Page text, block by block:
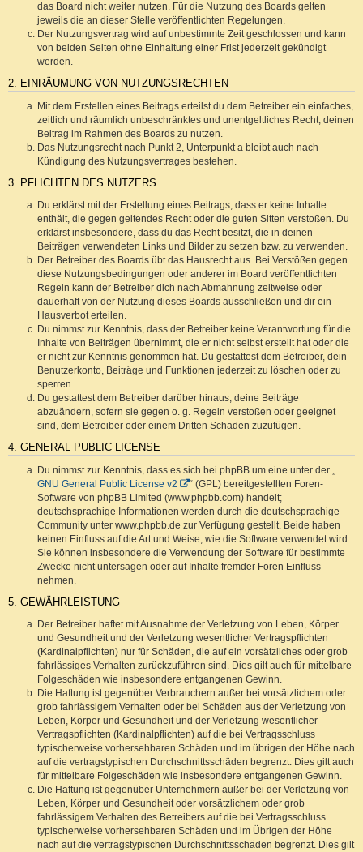
das Board nicht weiter nutzen. Für die Nutzung des Boards gelten
jeweils die an dieser Stelle veröffentlichten Regelungen.
Der Nutzungsvertrag wird auf unbestimmte Zeit geschlossen und kann
von beiden Seiten ohne Einhaltung einer Frist jederzeit gekündigt
werden.
2. EINRÄUMUNG VON NUTZUNGSRECHTEN
Mit dem Erstellen eines Beitrags erteilst du dem Betreiber ein einfaches,
zeitlich und räumlich unbeschränktes und unentgeltliches Recht, deinen
Beitrag im Rahmen des Boards zu nutzen.
Das Nutzungsrecht nach Punkt 2, Unterpunkt a bleibt auch nach
Kündigung des Nutzungsvertrages bestehen.
3. PFLICHTEN DES NUTZERS
Du erklärst mit der Erstellung eines Beitrags, dass er keine Inhalte
enthält, die gegen geltendes Recht oder die guten Sitten verstoßen. Du
erklärst insbesondere, dass du das Recht besitzt, die in deinen
Beiträgen verwendeten Links und Bilder zu setzen bzw. zu verwenden.
Der Betreiber des Boards übt das Hausrecht aus. Bei Verstößen gegen
diese Nutzungsbedingungen oder anderer im Board veröffentlichten
Regeln kann der Betreiber dich nach Abmahnung zeitweise oder
dauerhaft von der Nutzung dieses Boards ausschließen und dir ein
Hausverbot erteilen.
Du nimmst zur Kenntnis, dass der Betreiber keine Verantwortung für die
Inhalte von Beiträgen übernimmt, die er nicht selbst erstellt hat oder die
er nicht zur Kenntnis genommen hat. Du gestattest dem Betreiber, dein
Benutzerkonto, Beiträge und Funktionen jederzeit zu löschen oder zu
sperren.
Du gestattest dem Betreiber darüber hinaus, deine Beiträge
abzuändern, sofern sie gegen o. g. Regeln verstoßen oder geeignet
sind, dem Betreiber oder einem Dritten Schaden zuzufügen.
4. GENERAL PUBLIC LICENSE
Du nimmst zur Kenntnis, dass es sich bei phpBB um eine unter der „
GNU General Public License v2
“ (GPL) bereitgestellten Foren-
Software von phpBB Limited (www.phpbb.com) handelt;
deutschsprachige Informationen werden durch die deutschsprachige
Community unter www.phpbb.de zur Verfügung gestellt. Beide haben
keinen Einfluss auf die Art und Weise, wie die Software verwendet wird.
Sie können insbesondere die Verwendung der Software für bestimmte
Zwecke nicht untersagen oder auf Inhalte fremder Foren Einfluss
nehmen.
5. GEWÄHRLEISTUNG
Der Betreiber haftet mit Ausnahme der Verletzung von Leben, Körper
und Gesundheit und der Verletzung wesentlicher Vertragspflichten
(Kardinalpflichten) nur für Schäden, die auf ein vorsätzliches oder grob
fahrlässiges Verhalten zurückzuführen sind. Dies gilt auch für mittelbare
Folgeschäden wie insbesondere entgangenen Gewinn.
Die Haftung ist gegenüber Verbrauchern außer bei vorsätzlichem oder
grob fahrlässigem Verhalten oder bei Schäden aus der Verletzung von
Leben, Körper und Gesundheit und der Verletzung wesentlicher
Vertragspflichten (Kardinalpflichten) auf die bei Vertragsschluss
typischerweise vorhersehbaren Schäden und im übrigen der Höhe nach
auf die vertragstypischen Durchschnittsschäden begrenzt. Dies gilt auch
für mittelbare Folgeschäden wie insbesondere entgangenen Gewinn.
Die Haftung ist gegenüber Unternehmern außer bei der Verletzung von
Leben, Körper und Gesundheit oder vorsätzlichem oder grob
fahrlässigem Verhalten des Betreibers auf die bei Vertragsschluss
typischerweise vorhersehbaren Schäden und im Übrigen der Höhe
nach auf die vertragstypischen Durchschnittsschäden begrenzt. Dies gilt